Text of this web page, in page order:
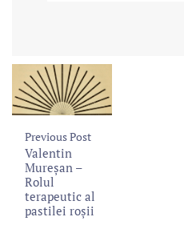
Previous Post
Valentin
Mureșan –
Rolul
terapeutic al
pastilei roşii